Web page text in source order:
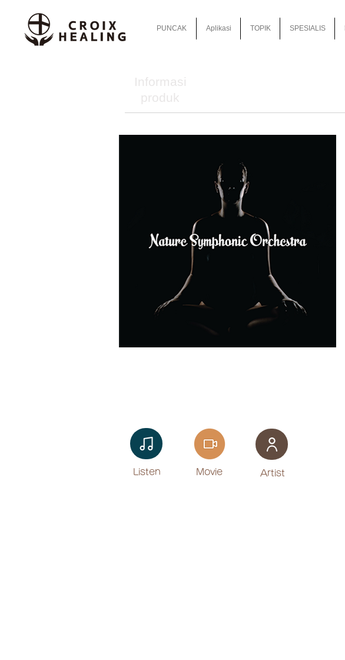
PUNCAK Aplikasi TOPIK SPESIALIS
Informasi
produk
Listen​ Movie ​Artist